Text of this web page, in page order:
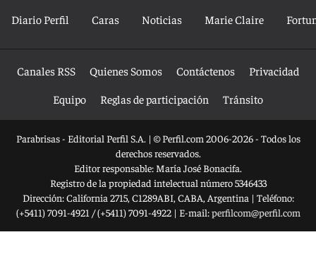
Diario Perfil Caras Noticias Marie Claire
Canales RSS Quienes Somos Contáctenos
Privacidad
Equipo
Reglas de participación Tránsito
Parabrisas - Editorial Perfil S.A. | © Perfil.com 2006-2026 - Todos los
derechos reservados.
Editor responsable: María José Bonacifa.
Registro de la propiedad intelectual número 5346433
Dirección:California 2715, C1289ABI, CABA, Argentina | Teléfono:
(+5411) 7091-4921 /(+5411) 7091-4922| E-mail:perfilcom@perfil.com